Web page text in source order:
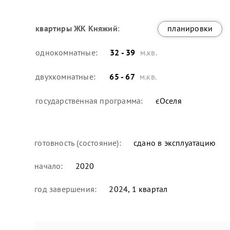
квартирыЖК Княжий: планировки
однокомнатные: 32 - 39 м.кв.
двухкомнатные: 65 - 67 м.кв.
государственная программа: єОселя
готовность (состояние): сдано в эксплуатацию
начало: 2020
год завершения: 2024, 1 квартал